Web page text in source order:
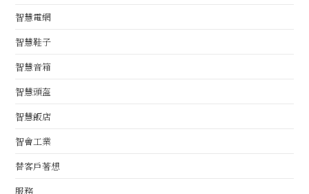
智慧電網
智慧鞋子
智慧音箱
智慧頭盔
智慧飯店
智會工業
替客戶著想
服務